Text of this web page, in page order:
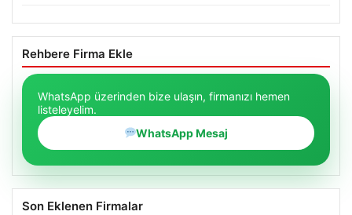
Rehbere Firma Ekle
WhatsApp üzerinden bize ulaşın, firmanızı hemen
listeleyelim.
WhatsApp Mesaj
Son Eklenen Firmalar